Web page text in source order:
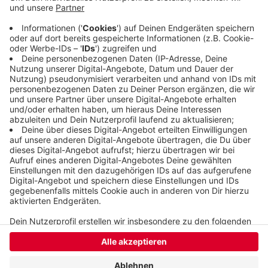
auch schon einen neuen Club im Ausland gefunden
hat. Verlängert werden hingegen die Verträge mit
den beiden Nachwuchsspielern Tobias Schmitz und
Aaron Exner.
Veröffentlicht:Donnerstag, 23.03.2023 11:06
Anzeige
Anzeige